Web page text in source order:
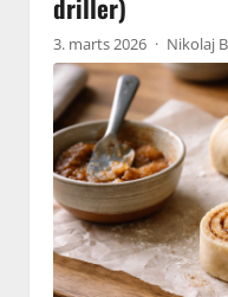
driller)
3. marts 2026 · Nikolaj